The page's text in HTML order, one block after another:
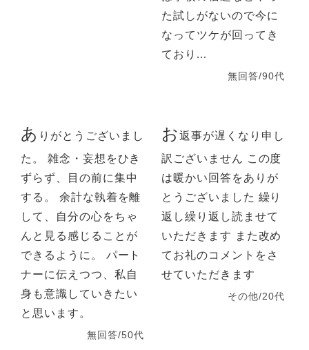
た試しがないので今に
なってツケが回ってき
ており...
無回答/90代
あ りがとうございまし
た。 雑念・妄想をひき
ずらず、目の前に集中
する。 余計な執着を離
して、自分の心をちゃ
んと見る感じることが
できるように。 パート
ナーに伝えつつ、私自
身も意識していきたい
と思います。
無回答/50代
お返事が遅くなり申し
訳ございません この度
は暖かい回答をありが
とうございました 繰り
返し繰り返し読ませて
いただきます また改め
てお礼のコメントをさ
せていただきます
その他/20代